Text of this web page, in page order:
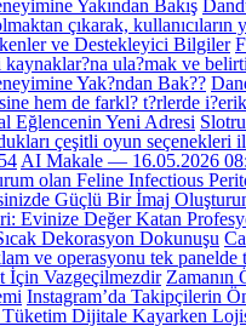
çıkarak,
ula?mak ve
hem de farkl? t?rlerde
çeşitli oyun
AI Makale — 16.05.2026
olan Feline Infectious
Zamanın
Instagram’da Takipçilerin